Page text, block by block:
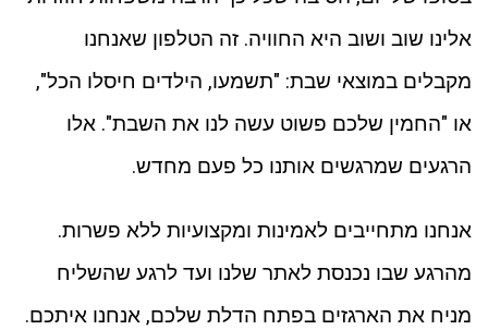
אלינו שוב ושוב היא החוויה. זה הטלפון שאנחנו
מקבלים במוצאי שבת: "תשמעו, הילדים חיסלו הכל",
או "החמין שלכם פשוט עשה לנו את השבת". אלו
הרגעים שמרגשים אותנו כל פעם מחדש.
אנחנו מתחייבים לאמינות ומקצועיות ללא פשרות.
מהרגע שבו נכנסת לאתר שלנו ועד לרגע שהשליח
מניח את הארגזים בפתח הדלת שלכם, אנחנו איתכם.